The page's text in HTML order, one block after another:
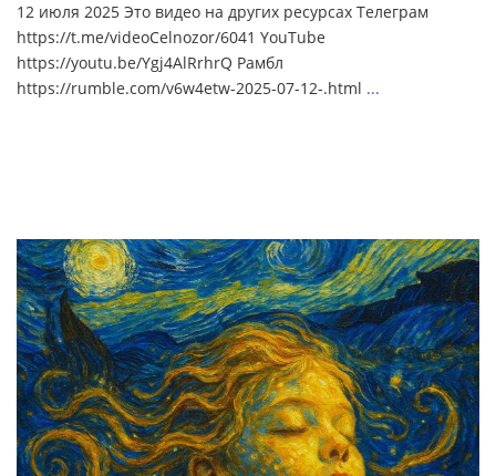
12 июля 2025 Это видео на других ресурсах Телеграм
https://t.me/videoCelnozor/6041 YouTube
https://youtu.be/Ygj4AlRrhrQ Рамбл
https://rumble.com/v6w4etw-2025-07-12-.html ...